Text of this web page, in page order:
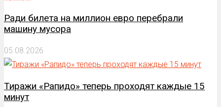
Ради билета на миллион евро перебрали
машину мусора
05.08.2026
Тиражи «Рапидо» теперь проходят каждые 15
минут